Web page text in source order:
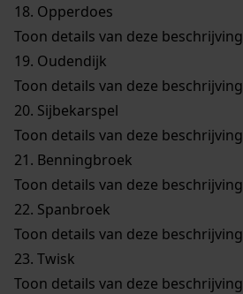
18. Opperdoes
Toon details van deze beschrijving
19. Oudendijk
Toon details van deze beschrijving
20. Sijbekarspel
Toon details van deze beschrijving
21. Benningbroek
Toon details van deze beschrijving
22. Spanbroek
Toon details van deze beschrijving
23. Twisk
Toon details van deze beschrijving